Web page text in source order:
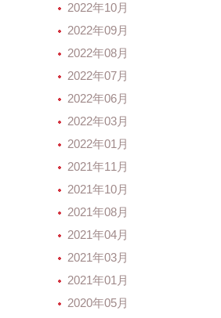
2022年10月
2022年09月
2022年08月
2022年07月
2022年06月
2022年03月
2022年01月
2021年11月
2021年10月
2021年08月
2021年04月
2021年03月
2021年01月
2020年05月